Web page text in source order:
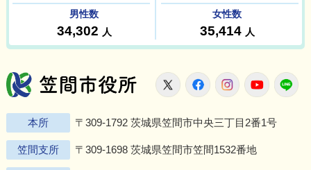
笠間市役所
X FacebookInstagram
本所 〒309-1792 茨城県笠間市中央三丁目2番1号
笠間支所 〒309-1698 茨城県笠間市笠間1532番地